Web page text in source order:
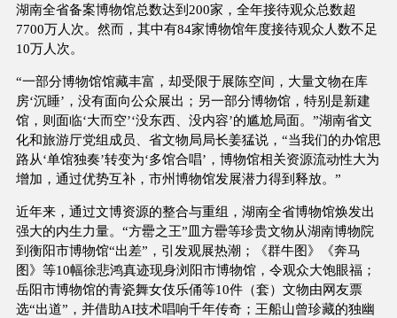
湖南全省备案博物馆总数达到200家，全年接待观众总数超
7700万人次。然而，其中有84家博物馆年度接待观众人数不足
10万人次。
“一部分博物馆馆藏丰富，却受限于展陈空间，大量文物在库
房‘沉睡’，没有面向公众展出；另一部分博物馆，特别是新建
馆，则面临‘大而空’‘没东西、没内容’的尴尬局面。”湖南省文
化和旅游厅党组成员、省文物局局长姜猛说，“当我们的办馆思
路从‘单馆独奏’转变为‘多馆合唱’，博物馆相关资源流动性大为
增加，通过优势互补，市州博物馆发展潜力得到释放。”
近年来，通过文博资源的整合与重组，湖南全省博物馆焕发出
强大的内生力量。“方罍之王”皿方罍等珍贵文物从湖南博物院
到衡阳市博物馆“出差”，引发观展热潮；《群牛图》《奔马
图》等10幅徐悲鸿真迹现身浏阳市博物馆，令观众大饱眼福；
岳阳市博物馆的青瓷舞女伎乐俑等10件（套）文物由网友票
选“出道”，并借助AI技术唱响千年传奇；王船山曾珍藏的独幽